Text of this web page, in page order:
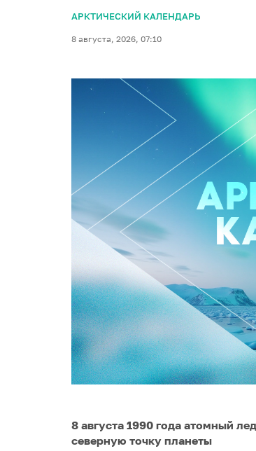
АРКТИЧЕСКИЙ КАЛЕНДАРЬ
8 августа, 2026, 07:10
8 августа 1990 года атомный
северную точку планеты